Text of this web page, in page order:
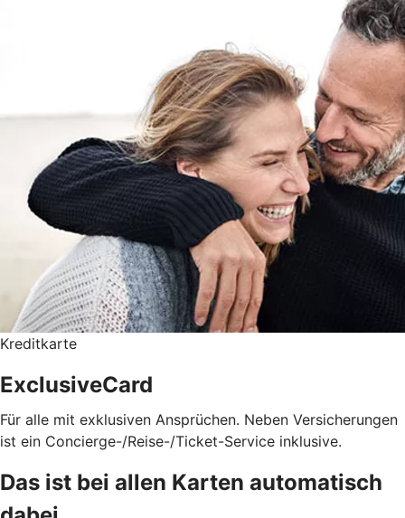
Kreditkarte
ExclusiveCard
Für alle mit exklusiven Ansprüchen. Neben Versicherungen
ist ein Concierge-/Reise-/Ticket-Service inklusive.
Das ist bei allen Karten automatisch